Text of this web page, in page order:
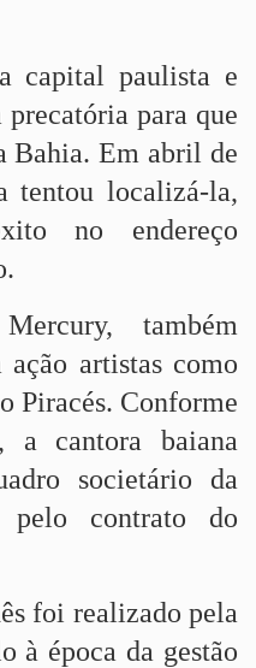
capital paulista e
para que
Bahia. Em abril de
tentou localizá-la,
no endereço
também
artistas como
Piracés. Conforme
a cantora baiana
societário da
pelo contrato do
foi realizado pela
à época da gestão